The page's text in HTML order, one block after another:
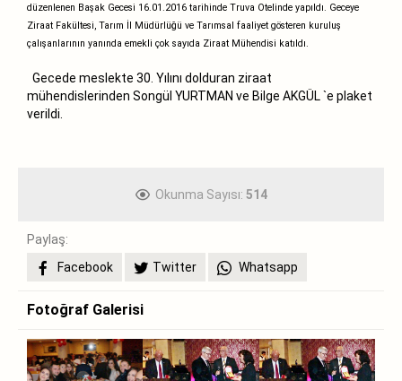
düzenlenen Başak Gecesi 16.01.2016 tarihinde Truva Otelinde yapıldı. Geceye
Ziraat Fakültesi, Tarım İl Müdürlüğü ve Tarımsal faaliyet gösteren kuruluş
çalışanlarının yanında emekli çok sayıda Ziraat Mühendisi katıldı.
Gecede meslekte 30. Yılını dolduran ziraat
mühendislerinden Songül YURTMAN ve Bilge AKGÜL `e plaket
verildi.
Okunma Sayısı: 514
Paylaş:
Facebook
Twitter Whatsapp
Fotoğraf Galerisi